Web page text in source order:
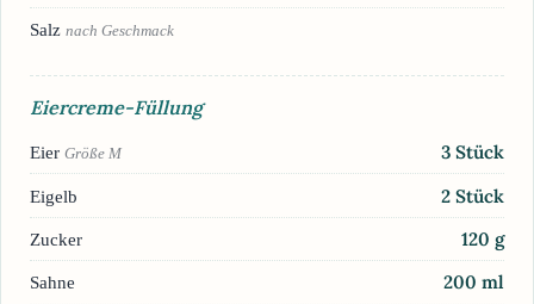
Salz nach Geschmack
Eiercreme-Füllung
Eier Größe M 3 Stück
Eigelb 2 Stück
Zucker 120 g
Sahne 200 ml